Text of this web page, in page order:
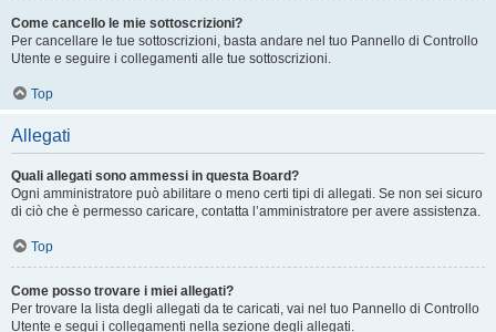
Come cancello le mie sottoscrizioni?
Per cancellare le tue sottoscrizioni, basta andare nel tuo Pannello di Controllo
Utente e seguire i collegamenti alle tue sottoscrizioni.
Top
Allegati
Quali allegati sono ammessi in questa Board?
Ogni amministratore può abilitare o meno certi tipi di allegati. Se non sei sicuro
di ciò che è permesso caricare, contatta l’amministratore per avere assistenza.
Top
Come posso trovare i miei allegati?
Per trovare la lista degli allegati da te caricati, vai nel tuo Pannello di Controllo
Utente e segui i collegamenti nella sezione degli allegati.